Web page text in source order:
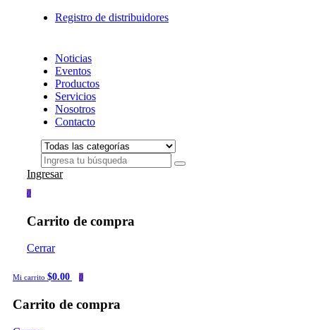
Registro de distribuidores
Noticias
Eventos
Productos
Servicios
Nosotros
Contacto
Ingresar
0
Carrito de compra
Cerrar
Mi carrito $0.00 0
Carrito de compra